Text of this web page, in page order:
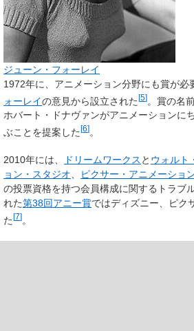
ジューン・フォーレイ
1972年に、アニメーション分野にも賞が必
ォーレイの意見から設立された[5]。賞の名
ホバート・ドナヴァンがアニメーションに
ぶことを提案した [6] 。
2010年には、 ドリームワークス と ウォルト
ョン・スタジオ
ピクサー・アニメーショ
の投票資格を持つ会員構成に関するトラブ
れた第38回アニー賞ではディズニー、ピク
た[7]。